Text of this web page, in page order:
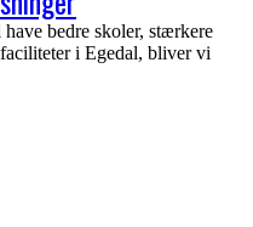
bedre skoler, stærkere
i Egedal, bliver vi